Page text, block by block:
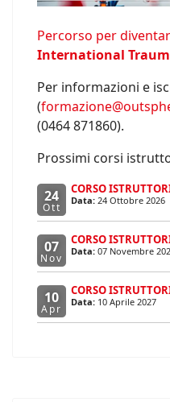
Percorso per
International
Per informazioni e
(
(0464 871860).
Prossimi corsi
24
Ott
CORSO
Data: 24 Ottobre 2026
07
Nov
CORSO
Data: 07 Novembre
10
Apr
CORSO
Data: 10 Aprile 2027